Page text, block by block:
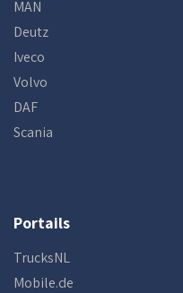
MAN
Deutz
Iveco
Volvo
DAF
Scania
Portails
TrucksNL
Mobile.de